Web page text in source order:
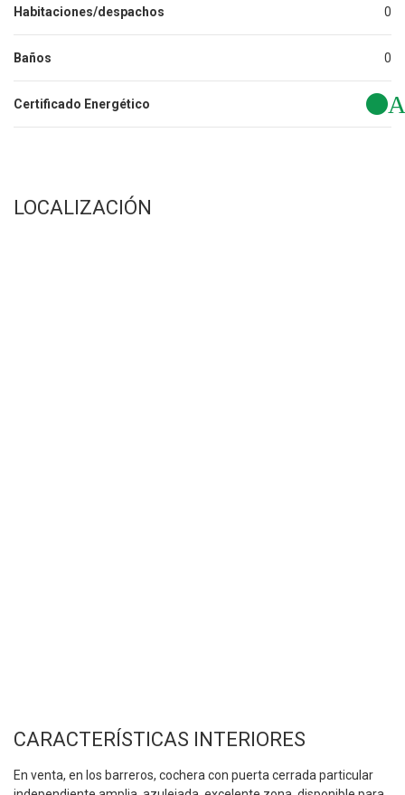
Habitaciones/despachos 0
Baños 0
Certificado Energético A
LOCALIZACIÓN
CARACTERÍSTICAS INTERIORES
En venta, en los barreros, cochera con puerta cerrada particular